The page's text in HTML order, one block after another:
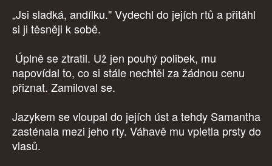
„Jsi sladká, andílku." Vydechl do jejích rtů a přitáhl
si ji těsněji k sobě.
Úplně se ztratil. Už jen pouhý polibek, mu
napovídal to, co si stále nechtěl za žádnou cenu
přiznat. Zamiloval se.
Jazykem se vloupal do jejích úst a tehdy Samantha
zasténala mezi jeho rty. Váhavě mu vpletla prsty do
vlasů.